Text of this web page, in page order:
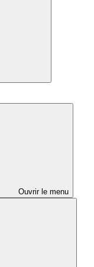
Ouvrir le menu